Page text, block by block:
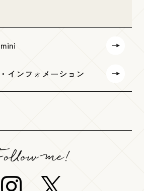
インフォメーション